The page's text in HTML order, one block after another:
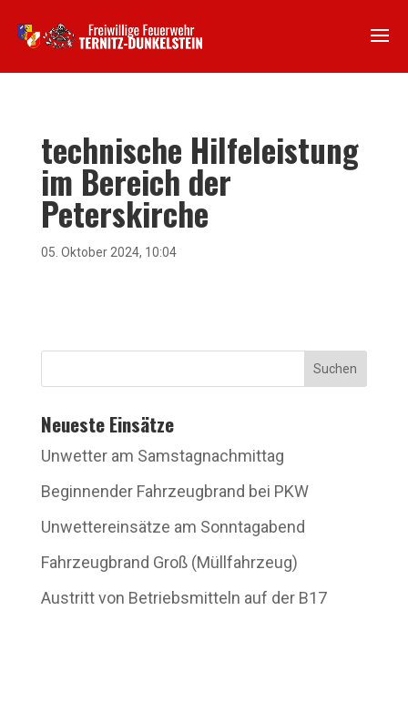
technische Hilfeleistung
im Bereich der
Peterskirche
05. Oktober 2024, 10:04
Suchen
Neueste Einsätze
Unwetter am Samstagnachmittag
Beginnender Fahrzeugbrand bei PKW
Unwettereinsätze am Sonntagabend
Fahrzeugbrand Groß (Müllfahrzeug)
Austritt von Betriebsmitteln auf der B17